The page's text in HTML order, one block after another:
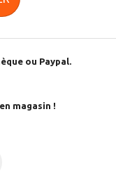
ou Paypal.
magasin !